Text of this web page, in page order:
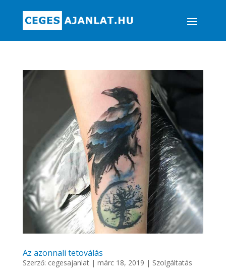
Az azonnali tetoválás
Szerző: cegesajanlat| márc 18, 2019 | Szolgáltatás